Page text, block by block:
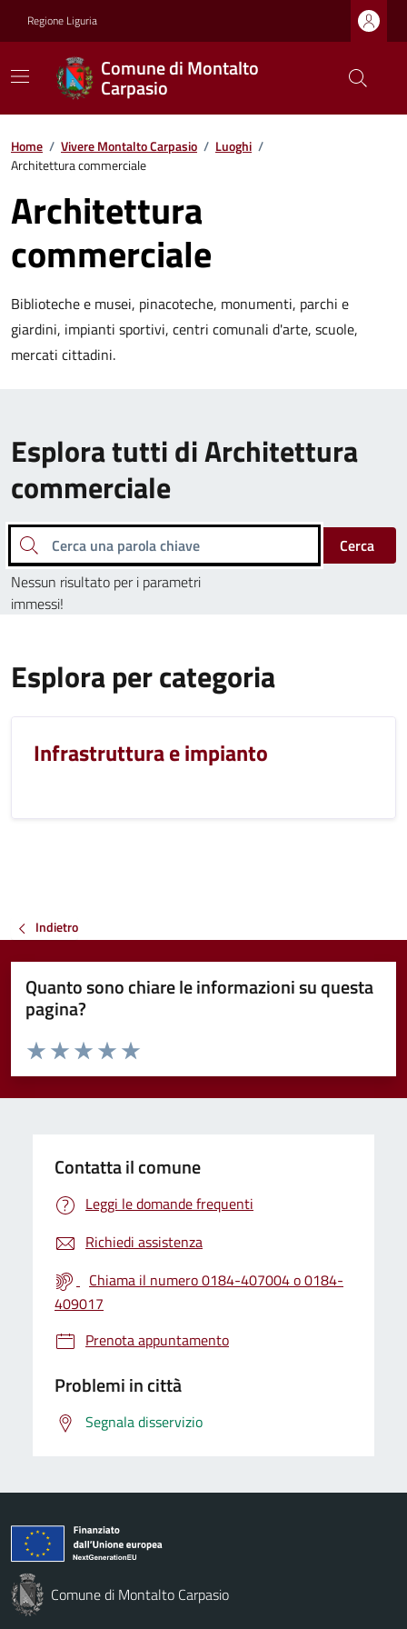
Regione Liguria
Comune di Montalto
Carpasio
Home / Vivere Montalto Carpasio / Luoghi /
Architettura commerciale
Architettura
commerciale
Biblioteche e musei, pinacoteche, monumenti, parchi e
giardini, impianti sportivi, centri comunali d'arte, scuole,
mercati cittadini.
Esplora tutti di Architettura
commerciale
Cerca una parola chiave
Cerca
Nessun risultato per i parametri
immessi!
Esplora per categoria
Infrastruttura e impianto
Indietro
Quanto sono chiare le informazioni su questa
pagina?
Valuta da 1 a 5 stelle la pagina
Valuta 5 stelle su 5
Valuta 4 stelle su 5
Valuta 3 stelle su 5
Valuta 2 stelle su 5
Valuta 1 stelle su 5
Contatta il comune
Leggi le domande frequenti
Richiedi assistenza
Chiama il numero 0184-407004 o 0184-
409017
Prenota appuntamento
Problemi in città
Segnala disservizio
Comune di Montalto Carpasio